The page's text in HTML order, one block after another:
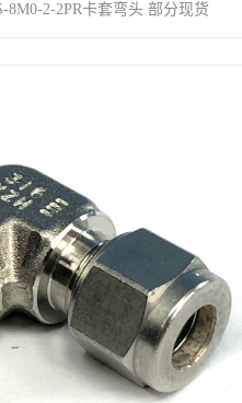
8M0-2-2PR卡套弯头 部分现货